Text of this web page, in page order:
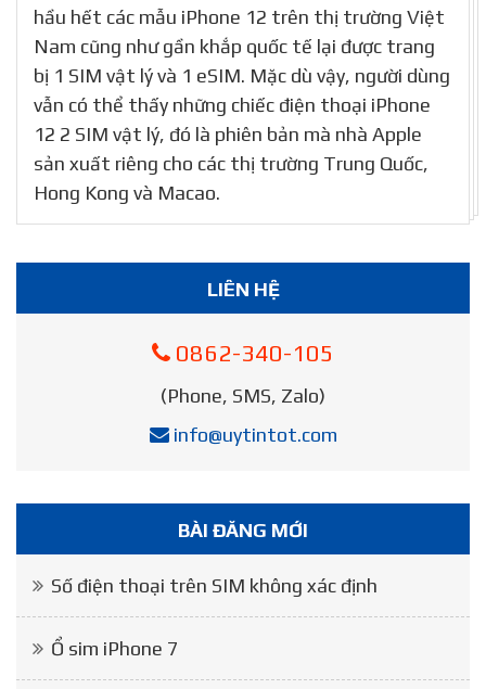
hầu hết các mẫu iPhone 12 trên thị trường Việt
Nam cũng như gần khắp quốc tế lại được trang
bị 1 SIM vật lý và 1 eSIM. Mặc dù vậy, người dùng
vẫn có thể thấy những chiếc điện thoại iPhone
12 2 SIM vật lý, đó là phiên bản mà nhà Apple
sản xuất riêng cho các thị trường Trung Quốc,
Hong Kong và Macao.
LIÊN HỆ
0862-340-105
(Phone, SMS, Zalo)
info@uytintot.com
BÀI ĐĂNG MỚI
Số điện thoại trên SIM không xác định
Ổ sim iPhone 7